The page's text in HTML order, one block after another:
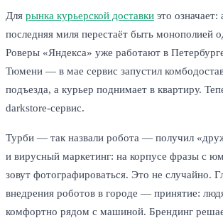
Для рынка курьерской доставки это
последняя миля перестаёт быть монополией
Роверы «Яндекса» уже работают в
Тюмени — в мае сервис запустил
подъезда, а курьер поднимает в квартиру.
darkstore-сервис.
Турби — так назвали робота — получил
и вирусный маркетинг: на корпусе фразы с
зовут фотографироваться. Это не случайно.
внедрения роботов в городе — принятие:
комфортно рядом с машиной. Брендинг